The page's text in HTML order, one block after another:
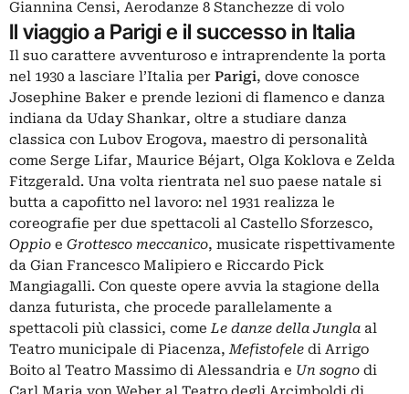
Giannina Censi, Aerodanze 8 Stanchezze di volo
Il viaggio a Parigi e il successo in Italia
Il suo carattere avventuroso e intraprendente la porta
nel 1930 a lasciare l’Italia per Parigi, dove conosce
Josephine Baker e prende lezioni di flamenco e danza
indiana da Uday Shankar, oltre a studiare danza
classica con Lubov Erogova, maestro di personalità
come Serge Lifar, Maurice Béjart, Olga Koklova e Zelda
Fitzgerald. Una volta rientrata nel suo paese natale si
butta a capofitto nel lavoro: nel 1931 realizza le
coreografie per due spettacoli al Castello Sforzesco,
Oppio e Grottesco meccanico, musicate rispettivamente
da Gian Francesco Malipiero e Riccardo Pick
Mangiagalli. Con queste opere avvia la stagione della
danza futurista, che procede parallelamente a
spettacoli più classici, comeLe danze della Jungla al
Teatro municipale di Piacenza,Mefistofele di Arrigo
Boito al Teatro Massimo di Alessandria e Un sogno di